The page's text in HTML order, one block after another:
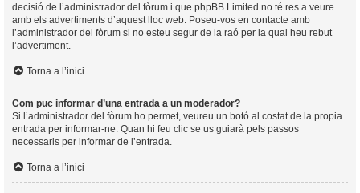
decisió de l’administrador del fòrum i que phpBB Limited no té res a veure
amb els advertiments d’aquest lloc web. Poseu-vos en contacte amb
l’administrador del fòrum si no esteu segur de la raó per la qual heu rebut
l’advertiment.
Torna a l’inici
Com puc informar d’una entrada a un moderador?
Si l’administrador del fòrum ho permet, veureu un botó al costat de la propia
entrada per informar-ne. Quan hi feu clic se us guiarà pels passos
necessaris per informar de l’entrada.
Torna a l’inici